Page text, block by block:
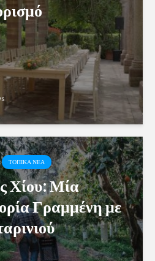
ΤΟΠΙΚΑ ΝΕΑ
Χίου: Μία
Γραμμένη με